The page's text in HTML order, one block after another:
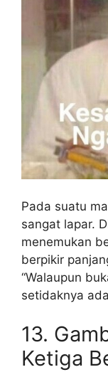
Pada suatu
sangat lapar.
menemukan
berpikir
“Walaupun
setidaknya
13.
Ketiga